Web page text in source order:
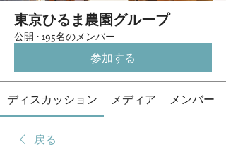
東京ひるま農園グループ
公開 · 195名のメンバー
参加する
ディスカッション メディア メンバー
戻る